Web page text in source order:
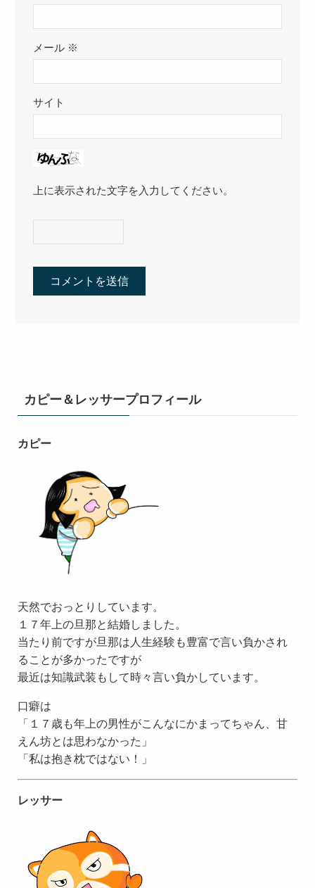
メール ※
サイト
上に表示された文字を入力してください。
カピー＆レッサープロフィール
カピー
天然でおっとりしています。
１７年上の旦那と結婚しました。
当たり前ですが旦那は人生経験も豊富で言い負かされ
ることが多かったですが
最近は知識武装もして時々言い負かしています。
口癖は
「１７歳も年上の男性がこんなにかまってちゃん、甘
えん坊とは思わなかった」
「私は抱き枕ではない！」
レッサー